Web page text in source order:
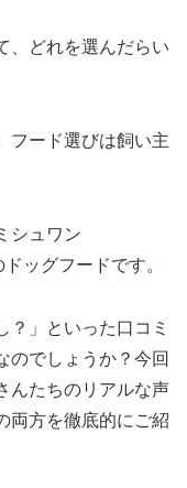
、どれを選んだらい
フード選びは飼い主
シュワン
ッグフードです。
？」といった口コミ
のでしょうか？今回
んたちのリアルな声
両方を徹底的にご紹